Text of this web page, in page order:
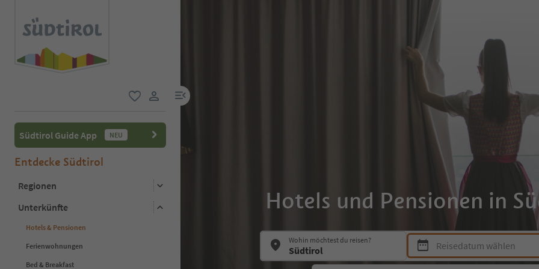
user link
menu link
Südtirol Guide App NEU
Entdecke Südtirol
Regionen
Unterkünfte
Hotels & Pensionen
Ferienwohnungen
Bed & Breakfast
Hotels und Pensionen in
Wohin möchtest du reisen? Reisedatum wählen
Drücke die Leertaste oder